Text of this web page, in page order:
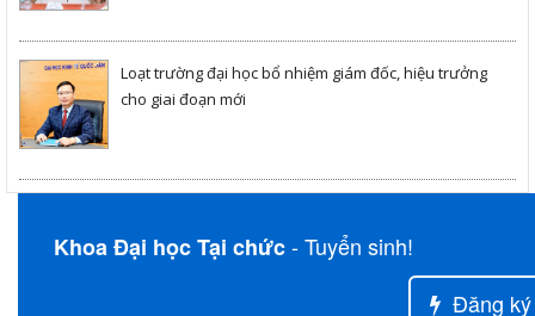
Loạt trường đại học bổ nhiệm giám đốc, hiệu trưởng
cho giai đoạn mới
Khoa Đại học Tại chức- Tuyển sinh!
Đăng ký